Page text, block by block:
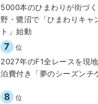
5000本のひまわりが街づ
野・鷺沼で「ひまわりキャ
ト」始動
7 位
2027年のF1全レースを現
泊費付き「夢のシーズンチ
8 位